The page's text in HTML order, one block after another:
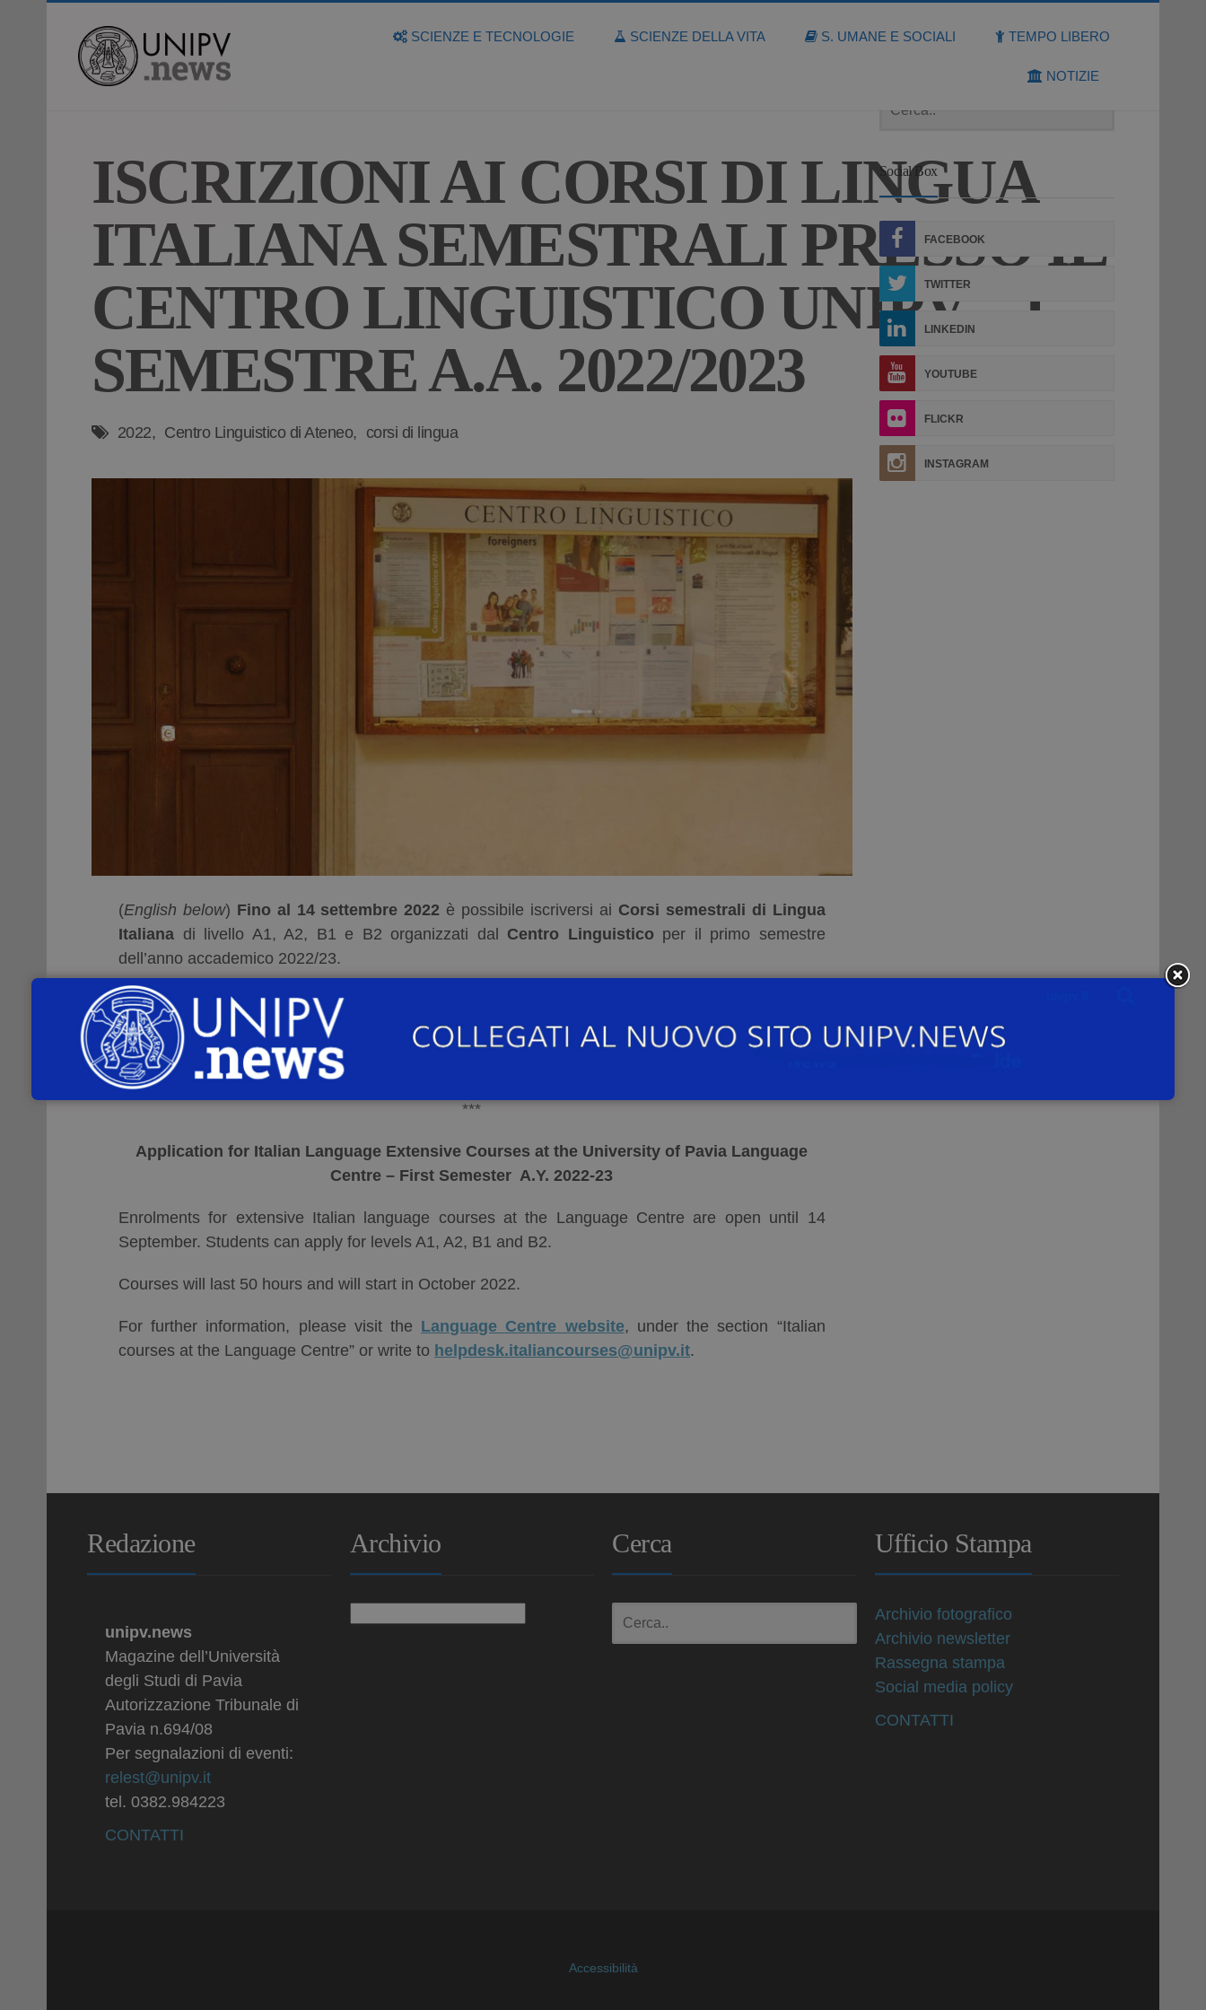
SCIENZE E TECNOLOGIE SCIENZE DELLA VITA S. UMANE E SOCIALI TEMPO LIBERO
NOTIZIE
ISCRIZIONI AI CORSI DI LINGUA
ITALIANA SEMESTRALI PRESSO IL
CENTRO LINGUISTICO UNIPV – I
SEMESTRE A.A. 2022/2023
2022 Centro Linguistico di Ateneo corsi di lingua
(English below) Fino al 14 settembre 2022 è possibile iscriversi ai Corsi semestrali di Lingua
Italiana di livello A1, A2, B1 e B2 organizzati dal Centro Linguistico per il primo semestre
dell’anno accademico 2022/23.
I corsi, di 50 ore, partiranno a ottobre 2022.
Per maggiori informazioni visitare il sito del Centro Linguistico, nella sezione “Italian courses at
the Language Centre” oppure contattare l’indirizzo e-mail
***
Application for Italian Language Extensive Courses at the University of Pavia Language
Centre – First Semester A.Y. 2022-23
Enrolments for extensive Italian language courses at the Language Centre are open until 14
September. Students can apply for levels A1, A2, B1 and B2.
Courses will last 50 hours and will start in October 2022.
For further information, please visit the Language Centre website, under the section “Italian
courses at the Language Centre” or write to helpdesk.italiancourses@unipv.it.
Cerca
Social Box
FACEBOOK
TWITTER
LINKEDIN
YOUTUBE
FLICKR
INSTAGRAM
Redazione
unipv.news
Magazine dell’Università
degli Studi di Pavia
Autorizzazione Tribunale di
Pavia n.694/08
Per segnalazioni di eventi:
relest@unipv.it
tel. 0382.984223
CONTATTI
Archivio Cerca Ufficio Stampa
Archivio fotografico
Archivio newsletter
Rassegna stampa
Social media policy
CONTATTI
Accessibilità